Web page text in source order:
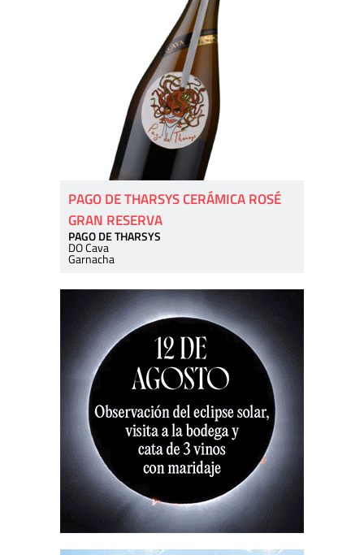
PAGO DE THARSYS CERÁMICA ROSÉ
GRAN RESERVA
PAGO DE THARSYS
DO Cava
Garnacha